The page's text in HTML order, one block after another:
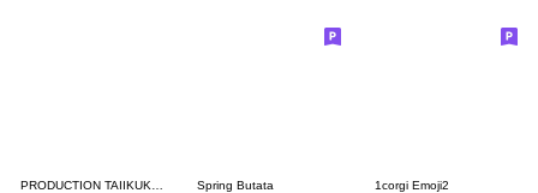
Spring Butata 1corgi Emoji2